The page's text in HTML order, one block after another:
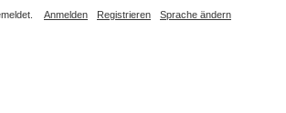
Anmelden Registrieren Sprache ändern